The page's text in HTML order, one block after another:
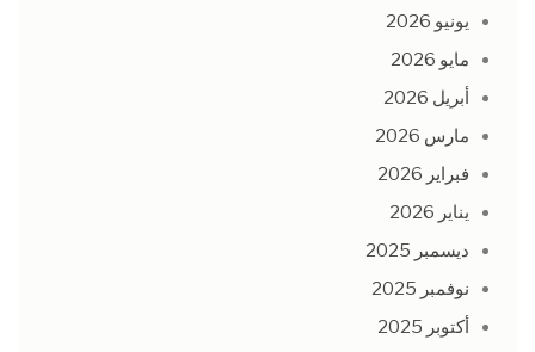
يونيو 2026
مايو 2026
أبريل 2026
مارس 2026
فبراير 2026
يناير 2026
ديسمبر 2025
نوفمبر 2025
أكتوبر 2025